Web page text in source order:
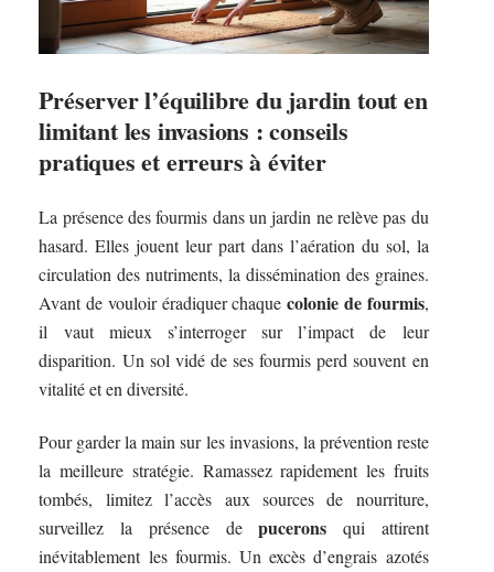
Préserver l’équilibre du jardin tout en
limitant les invasions : conseils
pratiques et erreurs à éviter
La présence des fourmis dans un jardin ne relève pas du
hasard. Elles jouent leur part dans l’aération du sol, la
circulation des nutriments, la dissémination des graines.
Avant de vouloir éradiquer chaquecolonie de fourmis,
il vaut mieux s’interroger sur l’impact de leur
disparition. Un sol vidé de ses fourmis perd souvent en
vitalité et en diversité.
Pour garder la main sur les invasions, la prévention reste
la meilleure stratégie. Ramassez rapidement les fruits
tombés, limitez l’accès aux sources de nourriture,
surveillez la présence depucerons qui attirent
inévitablement les fourmis. Un excès d’engrais azotés